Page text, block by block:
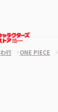
わ行 ONE PIECE